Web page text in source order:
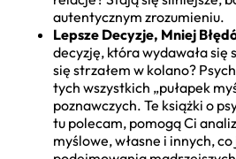
autentycznym zrozumieniu.
Lepsze Decyzje, Mniej
decyzję, która wydawała się
się strzałem w kolano?
tych wszystkich „pułapek
poznawczych. Te książki o
tu polecam, pomogą Ci
myślowe, własne i innych,